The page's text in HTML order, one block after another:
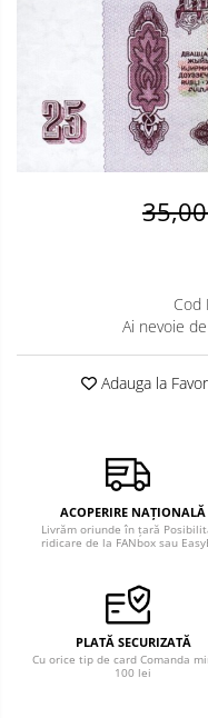
Monede America
Monede Asia
Monede Australia si
Monede Euro, Eurocenti
Monede Europa
Bancnote Asia
Bancnote Australia si
Bancnote Europa
Gradate PMG
Cod
Ai nevoie
Adauga la
ACOPERIRE NAȚIONALĂ
Livrăm oriunde în țară
ridicare de la FANbox sau
PLATĂ SECURIZATĂ
Cu orice tip de card Comanda
100 lei